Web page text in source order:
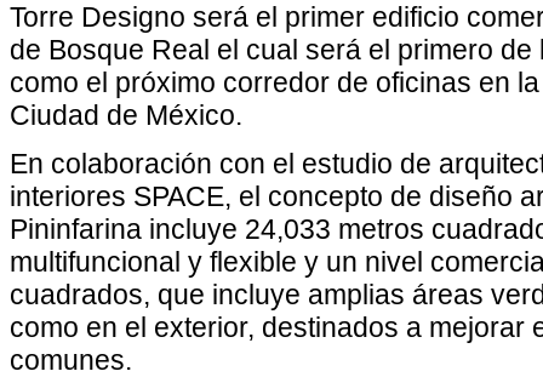
Torre Designo será el primer edificio
de Bosque Real el cual será el primero
como el próximo corredor de oficinas en
Ciudad de México.
En colaboración con el estudio de
interiores SPACE, el concepto de diseño
Pininfarina incluye 24,033 metros
multifuncional y flexible y un nivel
cuadrados, que incluye amplias áreas
como en el exterior, destinados a mejorar
comunes.